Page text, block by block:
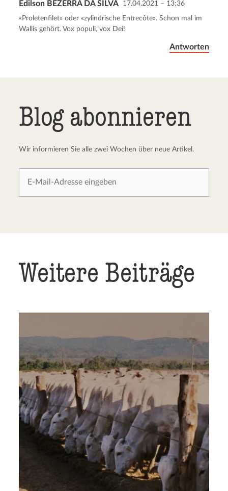
Abbrechen Kommentar senden
Edilson BEZERRA DA SILVA 17.04.2021 – 13:36
«Proletenfilet» oder «zylindrische Entrecôte». Schon mal im
Wallis gehört. Vox populi, vox Dei!
Antworten
Blog abonnieren
Wir informieren Sie alle zwei Wochen über neue Artikel.
Weitere Beiträge